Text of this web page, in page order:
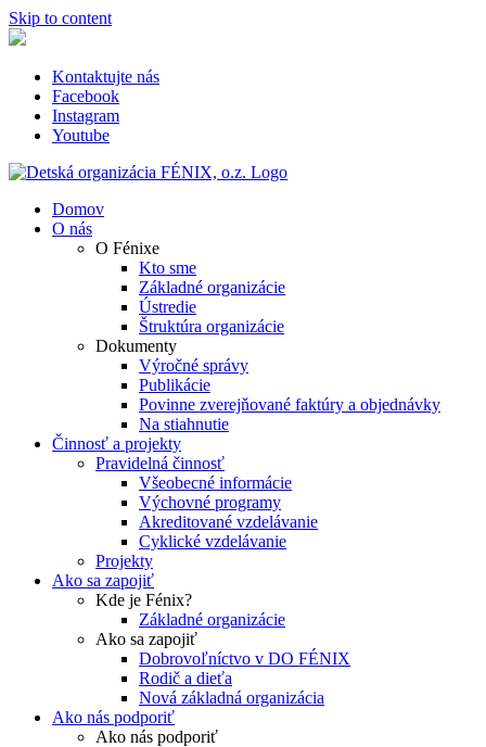
Skip to content
Kontaktujte nás
Facebook
Instagram
Youtube
Domov
O nás
O Fénixe
Kto sme
Základné organizácie
Ústredie
Štruktúra organizácie
Dokumenty
Výročné správy
Publikácie
Povinne zverejňované faktúry a objednávky
Na stiahnutie
Činnosť a projekty
Pravidelná činnosť
Všeobecné informácie
Výchovné programy
Akreditované vzdelávanie
Cyklické vzdelávanie
Projekty
Ako sa zapojiť
Kde je Fénix?
Základné organizácie
Ako sa zapojiť
Dobrovoľníctvo v DO FÉNIX
Rodič a dieťa
Nová základná organizácia
Ako nás podporiť
Ako nás podporiť